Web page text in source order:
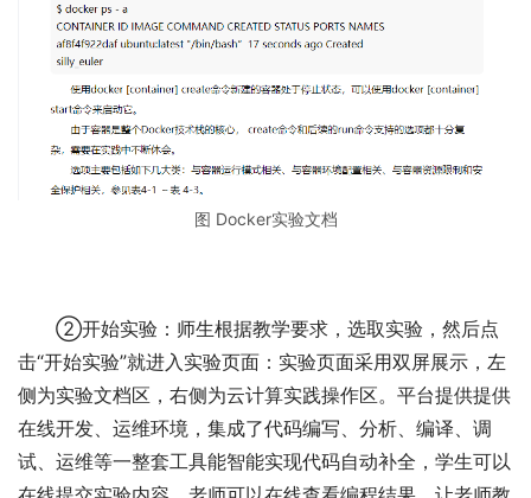
图 Docker实验文档
②开始实验：师生根据教学要求，选取实验，然后点
击“开始实验”就进入实验页面：实验页面采用双屏展示，左
侧为实验文档区，右侧为云计算实践操作区。平台提供提供
在线开发、运维环境，集成了代码编写、分析、编译、调
试、运维等一整套工具能智能实现代码自动补全，学生可以